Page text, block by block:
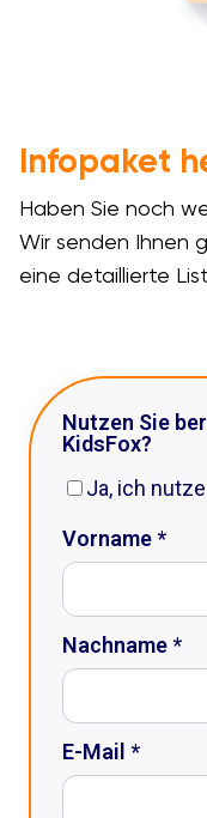
Infopaket
Haben Sie noch
Wir senden Ihnen
eine detaillierte